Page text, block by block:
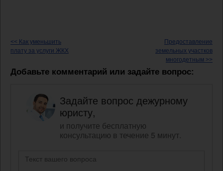
<< Как уменьшить
плату за услуги ЖКХ
Предоставление
земельных участков
многодетным >>
Добавьте комментарий или задайте вопрос:
Задайте вопрос дежурному
юристу,
и получите бесплатную
консультацию в течение 5 минут.